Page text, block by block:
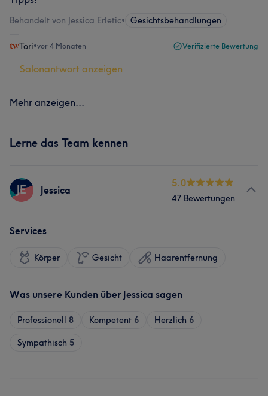
Behandelt von Jessica Erletic• Gesichtsbehandlungen
Tori•vor 4 Monaten Verifizierte Bewertung
Salonantwort anzeigen
Mehr anzeigen...
Lerne das Team kennen
JE Jessica
5.0
47 Bewertungen
Services
Körper Gesicht Haarentfernung
Was unsere Kunden über Jessica sagen
Professionell 8 Kompetent 6 Herzlich 6
Sympathisch 5